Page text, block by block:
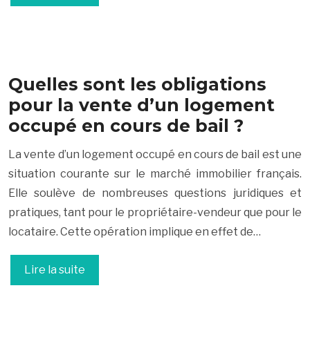
Quelles sont les obligations
pour la vente d’un logement
occupé en cours de bail ?
La vente d’un logement occupé en cours de bail est une
situation courante sur le marché immobilier français.
Elle soulève de nombreuses questions juridiques et
pratiques, tant pour le propriétaire-vendeur que pour le
locataire. Cette opération implique en effet de…
Lire la suite